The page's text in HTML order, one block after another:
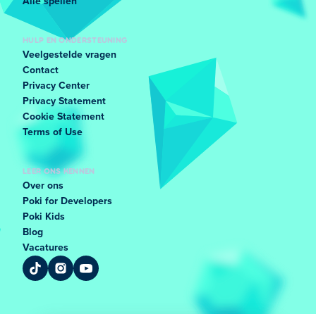
HULP EN ONDERSTEUNING
Veelgestelde vragen
Contact
Privacy Center
Privacy Statement
Cookie Statement
Terms of Use
LEER ONS KENNEN
Over ons
Poki for Developers
Poki Kids
Blog
Vacatures